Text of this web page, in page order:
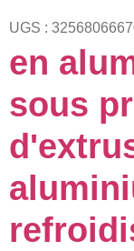
UGS :
en
sous